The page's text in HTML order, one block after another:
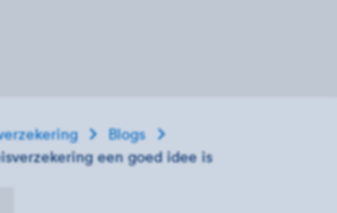
Blogs
een goed idee is